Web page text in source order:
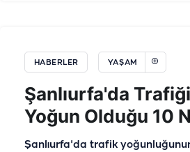
HABERLER YAŞAM
Şanlıurfa'da
Yoğun Olduğu 10
Şanlıurfa'da trafik